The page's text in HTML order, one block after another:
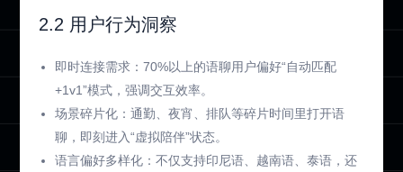
2.2 用户行为洞察
即时连接需求：70%以上的语聊用户偏好“自动匹配
+1v1”模式，强调交互效率。
场景碎片化：通勤、夜宵、排队等碎片时间里打开语
聊，即刻进入“虚拟陪伴”状态。
语言偏好多样化：不仅支持印尼语、越南语、泰语，还